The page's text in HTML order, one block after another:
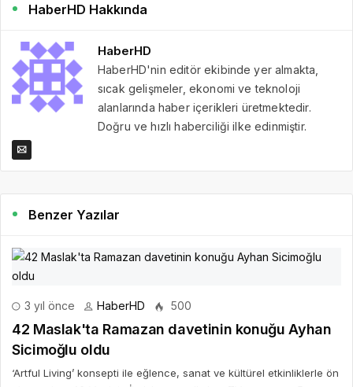
HaberHD Hakkında
HaberHD
HaberHD'nin editör ekibinde yer almakta,
sıcak gelişmeler, ekonomi ve teknoloji
alanlarında haber içerikleri üretmektedir.
Doğru ve hızlı haberciliği ilke edinmiştir.
Benzer Yazılar
3 yıl önce HaberHD 500
42 Maslak'ta Ramazan davetinin konuğu Ayhan
Sicimoğlu oldu
‘Artful Living’ konsepti ile eğlence, sanat ve kültürel etkinliklerle ön